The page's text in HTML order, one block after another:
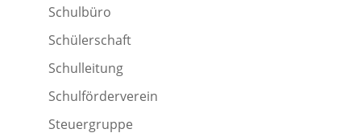
Schulbüro
Schülerschaft
Schulleitung
Schulförderverein
Steuergruppe